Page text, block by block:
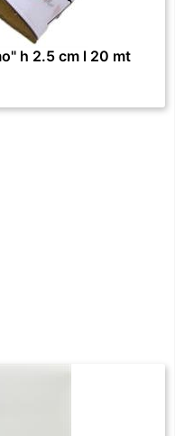
h 2.5 cm l 20 mt